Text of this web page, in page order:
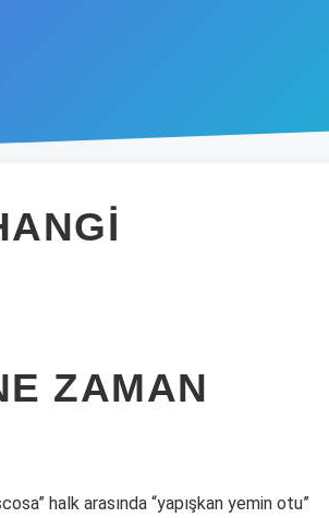
ZAMAN
halk arasında “yapışkan yemin otu”